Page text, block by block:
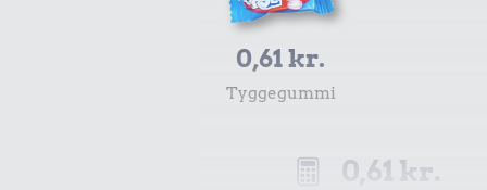
0,61 kr.
Tyggegummi
0,61 kr.